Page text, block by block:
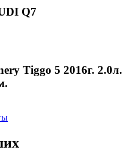
Q7
Tiggo 5 2016г. 2.0л.